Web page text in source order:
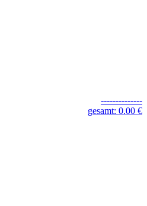
--------------
gesamt: 0.00 €